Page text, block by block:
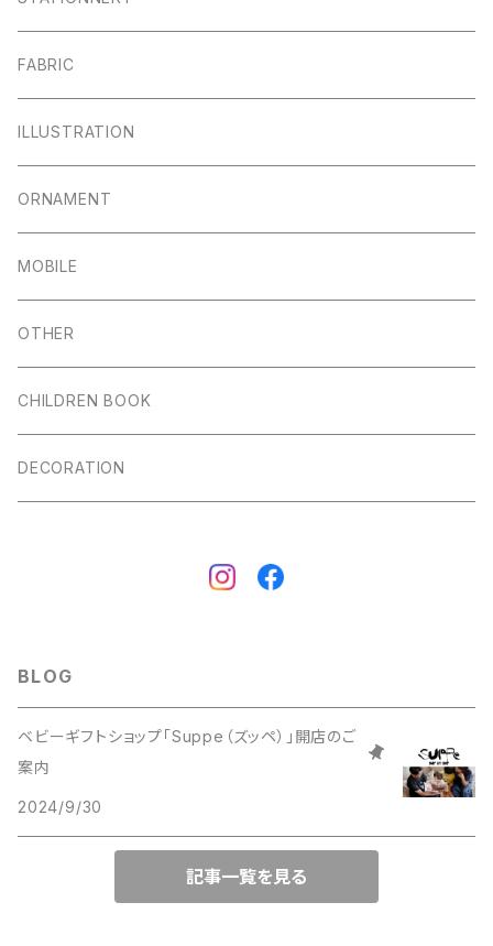
FABRIC
ILLUSTRATION
ORNAMENT
MOBILE
OTHER
CHILDREN BOOK
DECORATION
BLOG
ベビーギフトショップ「Suppe（ズッペ）」開店のご
案内
2024/9/30
記事一覧を見る